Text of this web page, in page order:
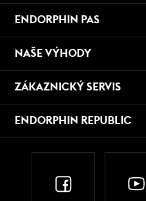
ENDORPHIN PAS
NAŠE VÝHODY
ZÁKAZNICKÝ SERVIS
ENDORPHIN REPUBLIC